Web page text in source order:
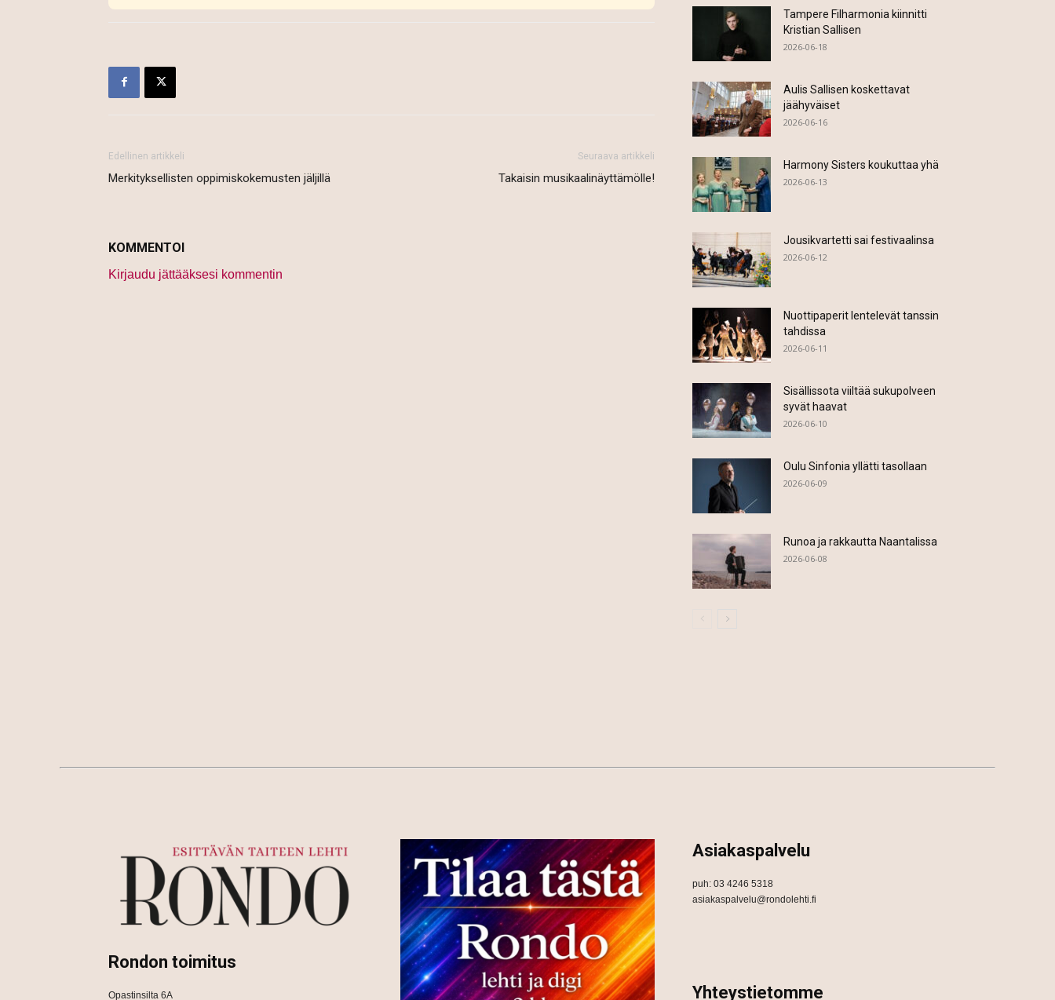
Edellinen artikkeli
Merkityksellisten oppimiskokemusten jäljillä
Seuraava artikkeli
Takaisin musikaalinäyttämölle!
KOMMENTOI
Kirjaudu jättääksesi kommentin
Tampere Filharmonia kiinnitti
Kristian Sallisen
2026-06-18
Aulis Sallisen koskettavat
jäähyväiset
2026-06-16
Harmony Sisters koukuttaa yhä
2026-06-13
Jousikvartetti sai festivaalinsa
2026-06-12
Nuottipaperit lentelevät tanssin
tahdissa
2026-06-11
Sisällissota viiltää sukupolveen
syvät haavat
2026-06-10
Oulu Sinfonia yllätti tasollaan
2026-06-09
Runoa ja rakkautta Naantalissa
2026-06-08
Rondon toimitus
Opastinsilta 6A
Asiakaspalvelu
puh: 03 4246 5318
asiakaspalvelu@rondolehti.fi
Yhteystietomme